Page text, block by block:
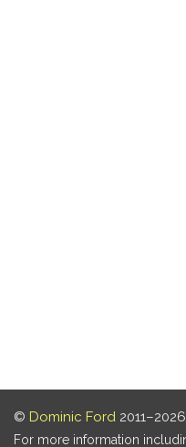
© Dominic Ford
For more information